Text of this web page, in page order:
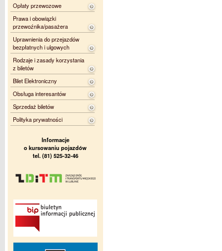
Opłaty przewozowe
Prawa i obowiązki
przewoźnika/pasażera
Uprawnienia do przejazdów
bezpłatnych i ulgowych
Rodzaje i zasady korzystania
z biletów
Bilet Elektroniczny
Obsługa interesantów
Sprzedaż biletów
Polityka prywatności
Informacje
o kursowaniu pojazdów
tel. (81) 525-32-46